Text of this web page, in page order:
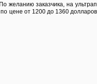
желанию заказчика, на
цене от 1200 до 1360